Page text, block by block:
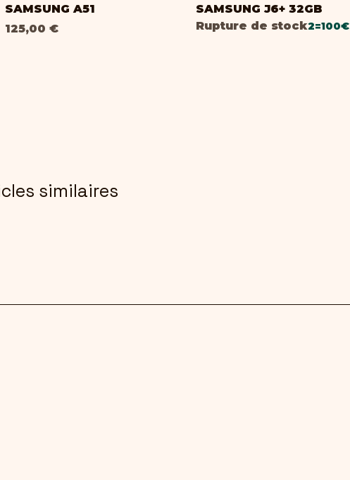
SAMSUNG A51
Prix
125,00 €
SAMSUNG J6+ 32GB
Rupture de stock2=100€
similaires